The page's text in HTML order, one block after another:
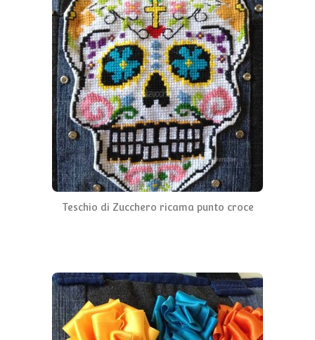
Teschio di Zucchero ricama punto croce